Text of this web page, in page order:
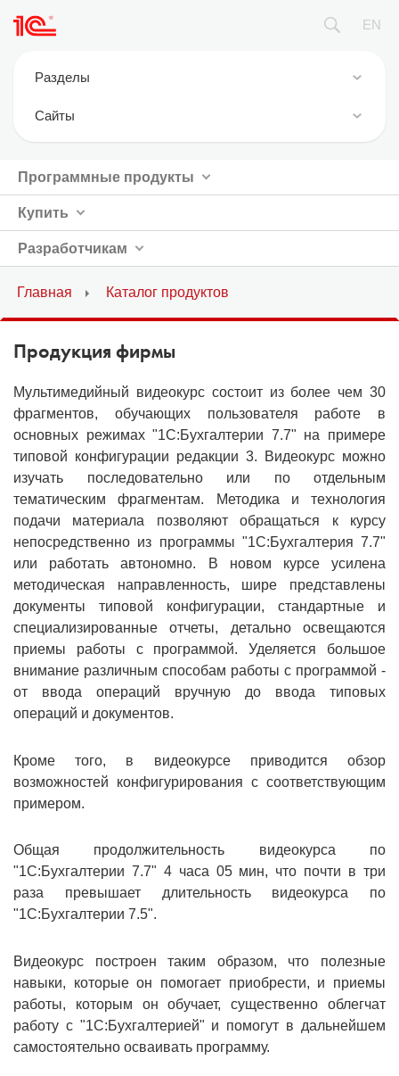
EN
Разделы
Новости
Фирма 1С
Продукция
1С:Совместимо
Официальная поддержка
Cайты
ИТС.1C.ru
БУХ.1С
1С:Консалтинг
1С Интерес
1С:Образование
Образовательные программы
1С:Игры
Программные продукты
Купить
Разработчикам
Главная Каталог продуктов
Продукция фирмы
Мультимедийный видеокурс состоит из более чем 30
фрагментов, обучающих пользователя работе в
основных режимах "1С:Бухгалтерии 7.7" на примере
типовой конфигурации редакции 3. Видеокурс можно
изучать последовательно или по отдельным
тематическим фрагментам. Методика и технология
подачи материала позволяют обращаться к курсу
непосредственно из программы "1С:Бухгалтерия 7.7"
или работать автономно. В новом курсе усилена
методическая направленность, шире представлены
документы типовой конфигурации, стандартные и
специализированные отчеты, детально освещаются
приемы работы с программой. Уделяется большое
внимание различным способам работы с программой -
от ввода операций вручную до ввода типовых
операций и документов.
Кроме того, в видеокурсе приводится обзор
возможностей конфигурирования с соответствующим
примером.
Общая продолжительность видеокурса по
"1С:Бухгалтерии 7.7" 4 часа 05 мин, что почти в три
раза превышает длительность видеокурса по
"1С:Бухгалтерии 7.5".
Видеокурс построен таким образом, что полезные
навыки, которые он помогает приобрести, и приемы
работы, которым он обучает, существенно облегчат
работу с "1С:Бухгалтерией" и помогут в дальнейшем
самостоятельно осваивать программу.